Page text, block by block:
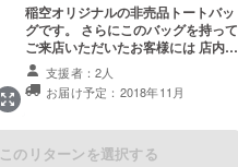
稲空オリジナルの非売品トートバッ
グです。 さらにこのバッグを持って
ご来店いただいたお客様には 店内の
お持ち帰り商品を5％OFFでお買い
求めいただけます。（期限無し！）
支援者：2人
お届け予定：2018年11月
このリターンを選択する